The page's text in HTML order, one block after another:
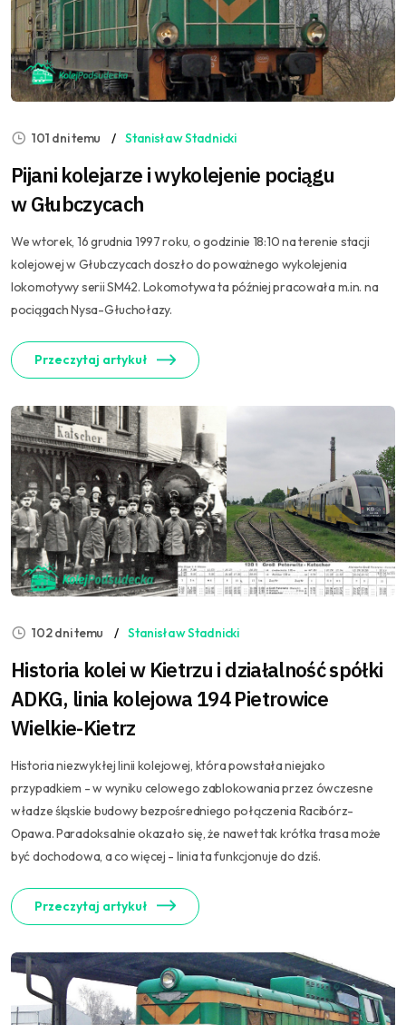
101 dni temu Stanisław Stadnicki
Pijani kolejarze i wykolejenie pociągu
w Głubczycach
We wtorek, 16 grudnia 1997 roku, o godzinie 18:10 na terenie stacji
kolejowej w Głubczycach doszło do poważnego wykolejenia
lokomotywy serii SM42. Lokomotywa ta później pracowała m.in. na
pociągach Nysa-Głuchołazy.
Przeczytaj artykuł
102 dni temu Stanisław Stadnicki
Historia kolei w Kietrzu i działalność spółki
ADKG, linia kolejowa 194 Pietrowice
Wielkie-Kietrz
Historia niezwykłej linii kolejowej, która powstała niejako
przypadkiem - w wyniku celowego zablokowania przez ówczesne
władze śląskie budowy bezpośredniego połączenia Racibórz-
Opawa. Paradoksalnie okazało się, że nawet tak krótka trasa może
być dochodowa, a co więcej - linia ta funkcjonuje do dziś.
Przeczytaj artykuł